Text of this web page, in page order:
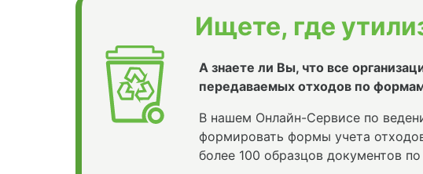
Ищете, где
А знаете ли Вы, что все
передаваемых отходов по
В нашем Онлайн-Сервисе по
формировать формы учета
более 100 образцов документов